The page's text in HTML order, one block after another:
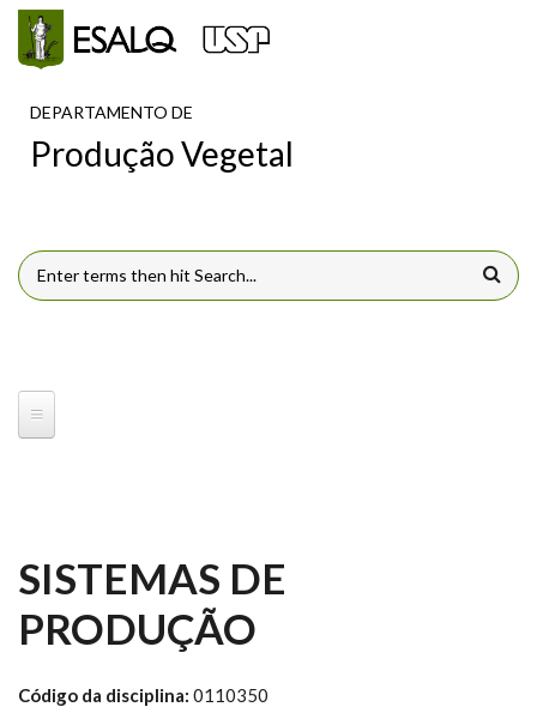
Pular para o conteúdo principal
DEPARTAMENTO DE
Produção Vegetal
FORMULÁRIO DE BUSCA
SISTEMAS DE
PRODUÇÃO
Código da disciplina: 0110350